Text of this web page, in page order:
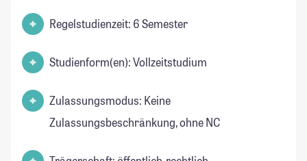
Regelstudienzeit: 6 Semester
Studienform(en): Vollzeitstudium
Zulassungsmodus: Keine
Zulassungsbeschränkung, ohne NC